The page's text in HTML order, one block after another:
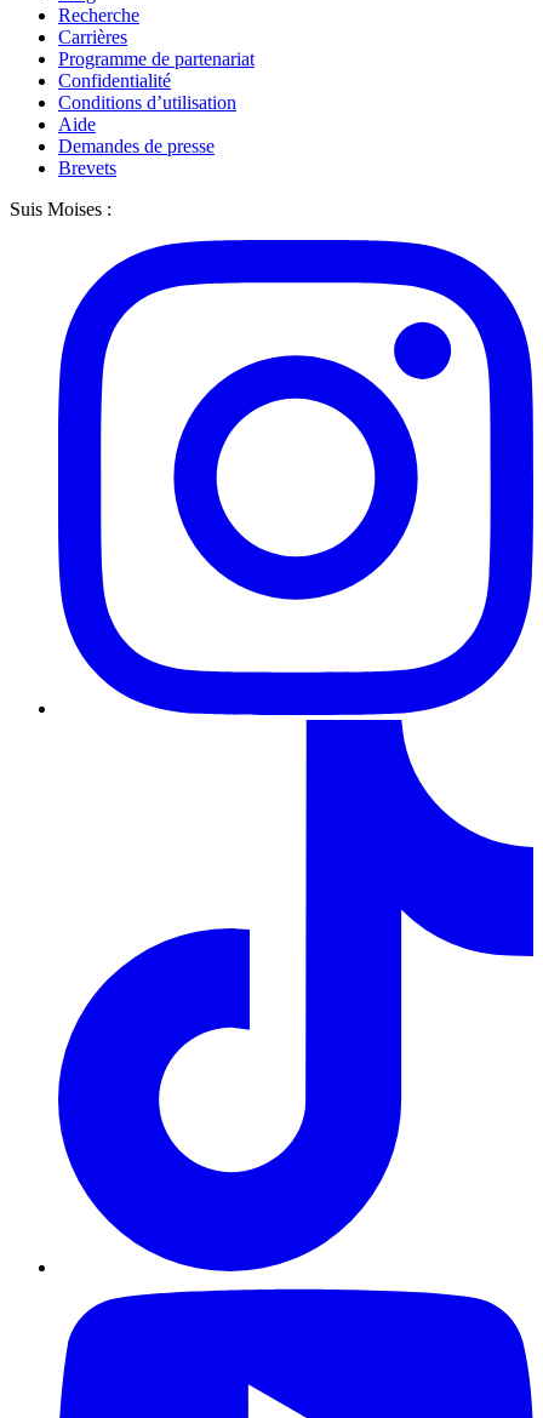
Recherche
Carrières
Programme de partenariat
Confidentialité
Conditions d’utilisation
Aide
Demandes de presse
Brevets
Suis Moises :